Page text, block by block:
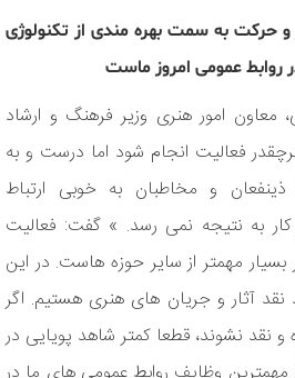
و حرکت به سمت بهره مندی از تکنولوژی
عمومی امروز ماست
امور هنری وزیر فرهنگ و ارشاد
فعالیت انجام شود اما درست و به
و مخاطبان به خوبی ارتباط
کار به نتیجه نمی رسد. » گفت: فعالیت
مهمتر از سایر حوزه هاست. در این
نقد آثار و جریان های هنری هستیم. اگر
نقد نشوند، قطعا کمتر شاهد پویایی در